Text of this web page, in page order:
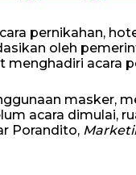
pernikahan,
oleh
menghadiri acara
masker,
acara dimulai,
Porandito,